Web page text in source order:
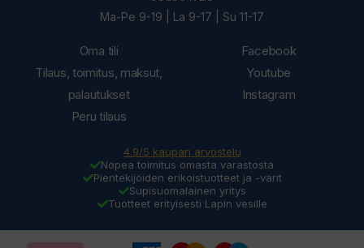
Oma tili
Tilaus, toimitus, maksut,
palautukset
Peru tilaus
Ma-Pe 9-19 | La 9-17 | Su 11-17
Facebook
Youtube
Instagram
4.9/5 kaupan arvostelu
Nopea toimitus omasta varastosta
Pientekijöiden erikoistuotteet ja -värit
Supisuomalainen yritys
Tuotteet erityisesti Lapin vesille